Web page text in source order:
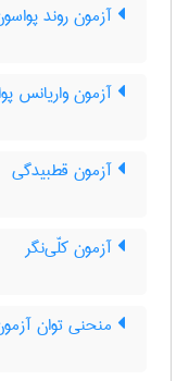
آزمون روند
آزمون واریانس
آزمون قطبیدگی
آزمون کلّی‌نگر
منحنی توان